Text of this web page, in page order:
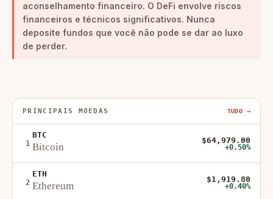
aconselhamento financeiro. O DeFi envolve riscos
financeiros e técnicos significativos. Nunca
deposite fundos que você não pode se dar ao luxo
de perder.
PRINCIPAIS MOEDAS TUDO →
1
BTC
Bitcoin
$64,979.00
+0.50%
2
ETH
Ethereum
$1,919.80
+0.40%